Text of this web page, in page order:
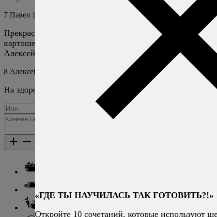
7 Павел 10 июня 2019
Прекрасный рецепт, делаю уже два дня подряд,
картошечка вкуснейшая получается! Спасибо,
Алексей!
8 Алексей Онегин Ответить
На здоровье!
«ГДЕ ТЫ НАУЧИЛАСЬ ТАК ГОТОВИТЬ?!»
Откройте 10 сочетаний, которые используют